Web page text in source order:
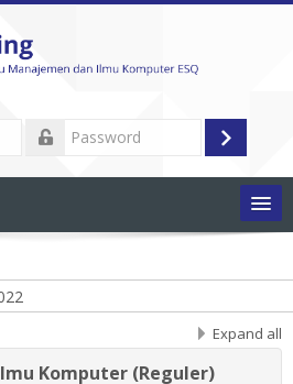
Log
Expand all
Komputer (Reguler)